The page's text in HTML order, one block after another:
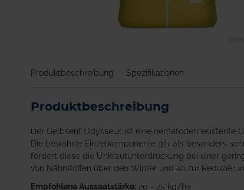
der
springen
Produktbeschreibung Spezifikationen
Produktbeschreibung
Der Gelbsenf Odysseus ist eine nematodenresistente
Die bewährte Einzelkomponente gilt als besonders
fördert diese die Unkrautunterdrückung bei einer
von Nährstoffen über den Winter und so zur
Empfohlene Aussaatstärke: 20 - 25 kg/ha